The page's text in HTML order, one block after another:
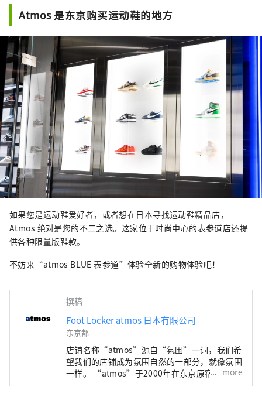
Atmos 是东京购买运动鞋的地方
如果您是运动鞋爱好者，或者想在日本寻找运动鞋精品店，
Atmos 绝对是您的不二之选。这家位于时尚中心的表参道店还提
供各种限量版鞋款。
不妨来“atmos BLUE 表参道”体验全新的购物体验吧！
撰稿
Foot Locker atmos 日本有限公司
东京都
店铺名称“atmos”源自“氛围”一词，我们希
望我们的店铺成为氛围自然的一部分，就像氛围
一样。 “atmos”于2000年在东京原宿开设了
总店。店内以球鞋时尚为主题，设有球鞋墙。我
more